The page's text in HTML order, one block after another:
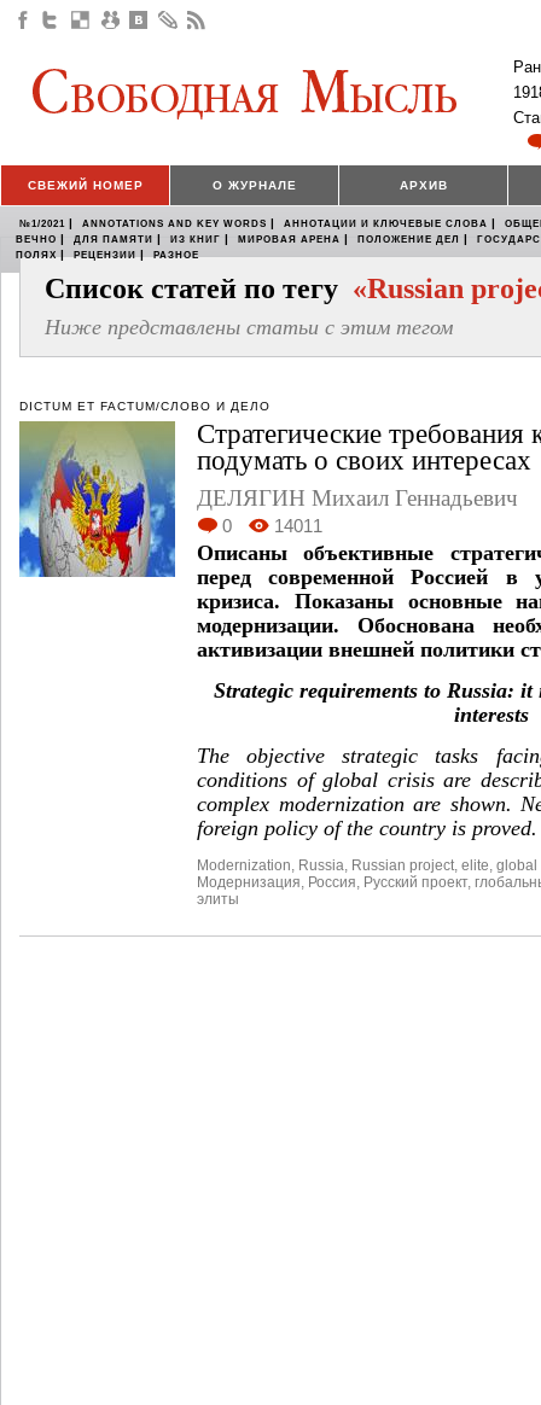
СВЕЖИЙ НОМЕР О ЖУРНАЛЕ АРХИВ
№1/2021 | ANNOTATIONS AND KEY WORDS | АННОТАЦИИ И КЛЮЧЕВЫЕ СЛОВА |
ВЕЧНО | ДЛЯ ПАМЯТИ | ИЗ КНИГ | МИРОВАЯ АРЕНА | ПОЛОЖЕНИЕ ДЕЛ |
ПОЛЯХ | РЕЦЕНЗИИ | РАЗНОЕ
Список статей по тегу «Russian
Ниже представлены статьи с этим тегом
DICTUM ET FACTUM/СЛОВО И ДЕЛО
Стратегические требования
подумать о своих интересах
ДЕЛЯГИН Михаил Геннадьевич
0 14011
Описаны объективные
перед современной Россией в
кризиса. Показаны основные
модернизации. Обоснована
активизации внешней политики
Strategic requirements to Russia:
interests
The objective strategic tasks
conditions of global crisis are
complex modernization are shown.
foreign policy of the country is proved.
Modernization Russia Russian project elite global
Модернизация Россия Русский проект,
элиты